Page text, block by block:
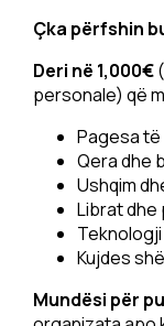
Çka përfshin
Deri në 1,000€
personale) që
Pagesa
Qera dhe
Ushqim
Librat dhe
Kujdes
Mundësi për